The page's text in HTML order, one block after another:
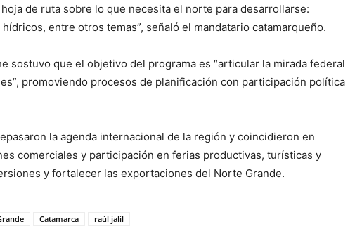
de ruta sobre lo que necesita el norte para desarrollarse:
entre otros temas”, señaló el mandatario catamarqueño.
sostuvo que el objetivo del programa es “articular la mirada federal
promoviendo procesos de planificación con participación política
la agenda internacional de la región y coincidieron en
comerciales y participación en ferias productivas, turísticas y
y fortalecer las exportaciones del Norte Grande.
Catamarca raúl jalil